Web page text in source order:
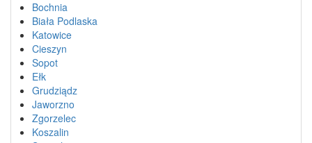
Bochnia
Biała Podlaska
Katowice
Cieszyn
Sopot
Ełk
Grudziądz
Jaworzno
Zgorzelec
Koszalin